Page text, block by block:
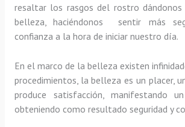
resaltar los rasgos del rostro dándonos
belleza, haciéndonos sentir más
confianza a la hora de iniciar nuestro día.
En el marco de la belleza existen
procedimientos, la belleza es un placer,
produce satisfacción, manifestando
obteniendo como resultado seguridad y